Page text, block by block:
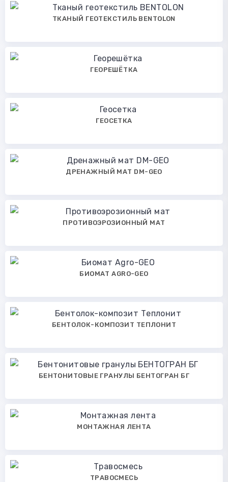
ТКАНЫЙ ГЕОТЕКСТИЛЬ BENTOLON
ГЕОРЕШЁТКА
ГЕОСЕТКА
ДРЕНАЖНЫЙ МАТ DM-GEO
ПРОТИВОЭРОЗИОННЫЙ МАТ
БИОМАТ AGRO-GEO
БЕНТОЛОК-КОМПОЗИТ ТЕПЛОНИТ
БЕНТОНИТОВЫЕ ГРАНУЛЫ БЕНТОГРАН БГ
МОНТАЖНАЯ ЛЕНТА
ТРАВОСМЕСЬ